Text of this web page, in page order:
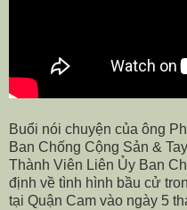
Buổi nói chuyện của ông
Ban Chống Cộng Sản &
Thành Viên Liên Ủy Ban
định về tình hình bầu cử
tại Quận Cam vào ngày 5